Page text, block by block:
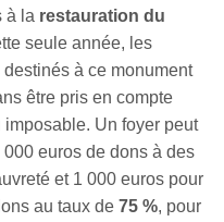
à la restauration du
seule année, les
destinés à ce monument
être pris en compte
Un foyer peut
euros de dons à des
et 1 000 euros pour
au taux de 75 %, pour